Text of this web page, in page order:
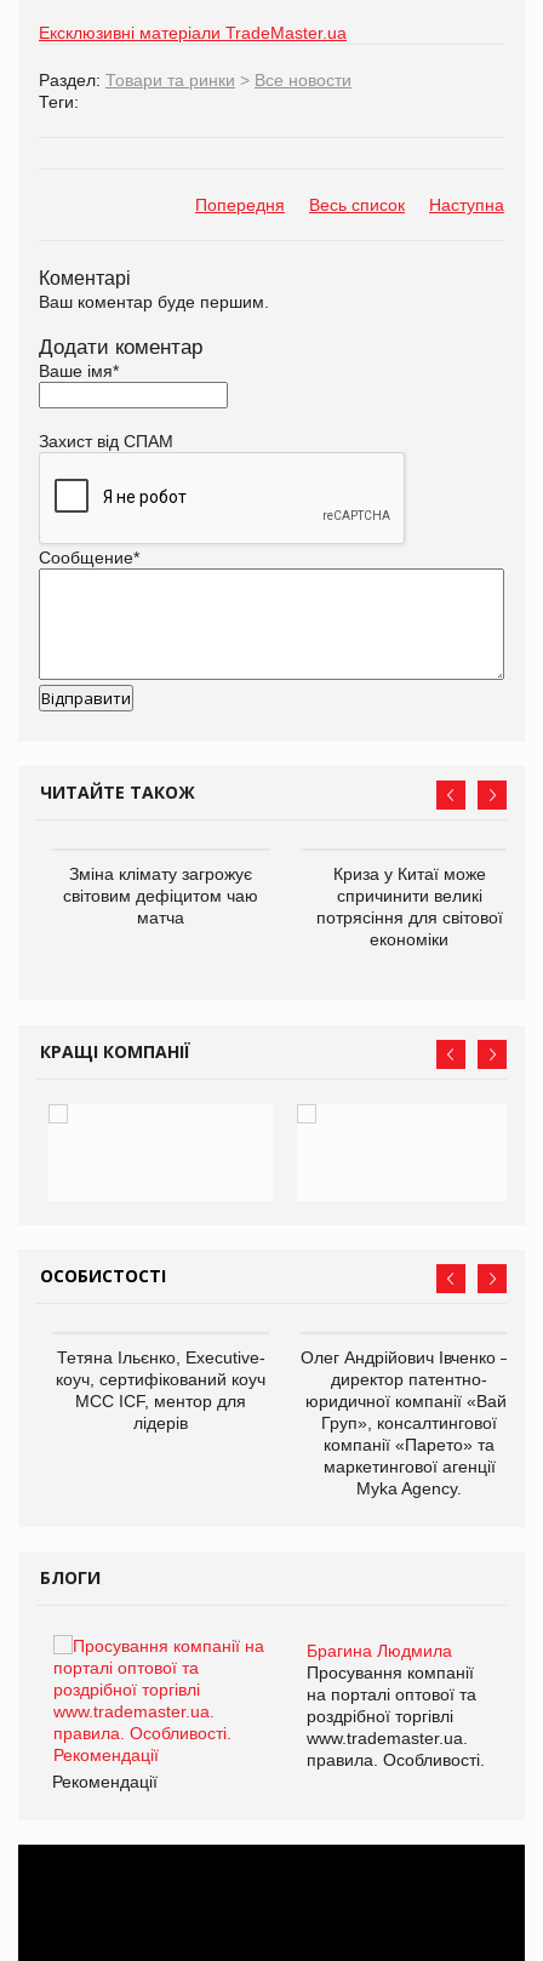
Ексклюзивні матеріали TradeMaster.ua
Раздел: Товари та ринки > Все новости
Теги:
Попередня Весь список Наступна
Коментарі
Ваш коментар буде першим.
Додати коментар
Ваше імя*
Захист від СПАМ
Сообщение*
ЧИТАЙТЕ ТАКОЖ
Зміна клімату загрожує
світовим дефіцитом чаю
матча
Криза у Китаї може
спричинити великі
потрясіння для світової
економіки
КРАЩІ КОМПАНІЇ
ОСОБИСТОСТІ
Тетяна Ільєнко, Executive-
коуч, сертифікований коуч
МСС ICF, ментор для
лідерів
Олег Андрійович Івченко —
директор патентно-
юридичної компанії «Вайз
Груп», консалтингової
компанії «Парето» та
маркетингової агенції
Myka Agency.
БЛОГИ
Брагина Людмила
Просування компанії
на порталі оптової та
роздрібної торгівлі
www.trademaster.ua.
правила. Особливості.
Рекомендації